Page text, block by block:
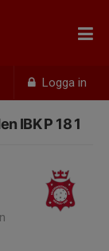
Logga in
IBK P 18 1